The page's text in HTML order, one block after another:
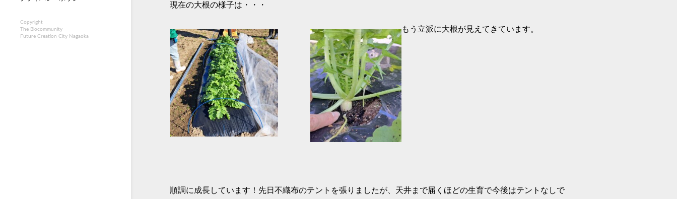
Copyright
The Biocommunity
Future Creation City Nagaoka
現在の大根の様子は・・・
もう立派に大根が見えてきています。
順調に成長しています！先日不織布のテントを張りましたが、天井まで届くほどの生育で今後はテントなしで